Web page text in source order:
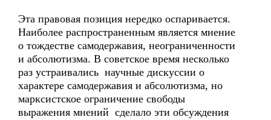
Эта правовая позиция нередко оспаривается.
Наиболее распространенным является мнение
о тождестве самодержавия, неограниченности
и абсолютизма. В советское время несколько
раз устраивались научные дискуссии о
характере самодержавия и абсолютизма, но
марксистское ограничение свободы
выражения мнений сделало эти обсуждения